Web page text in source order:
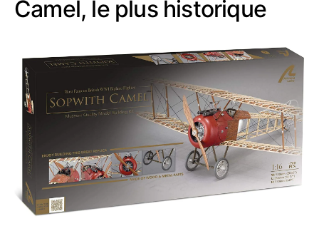
Camel, le plus historique